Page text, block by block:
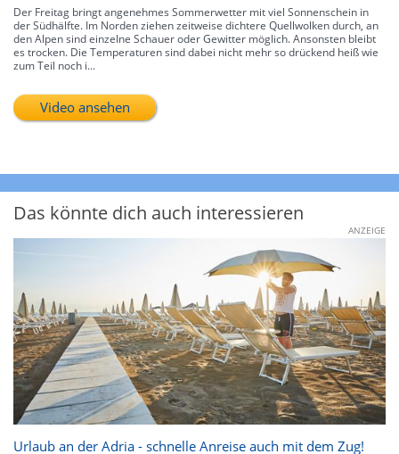
Der Freitag bringt angenehmes Sommerwetter mit viel Sonnenschein in
der Südhälfte. Im Norden ziehen zeitweise dichtere Quellwolken durch, an
den Alpen sind einzelne Schauer oder Gewitter möglich. Ansonsten bleibt
es trocken. Die Temperaturen sind dabei nicht mehr so drückend heiß wie
zum Teil noch i...
Video ansehen
Das könnte dich auch interessieren
ANZEIGE
Urlaub an der Adria - schnelle Anreise auch mit dem Zug!